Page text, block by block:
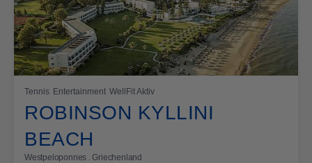
Tennis Entertainment WellFit Aktiv
ROBINSON KYLLINI
BEACH
Westpeloponnes . Griechenland